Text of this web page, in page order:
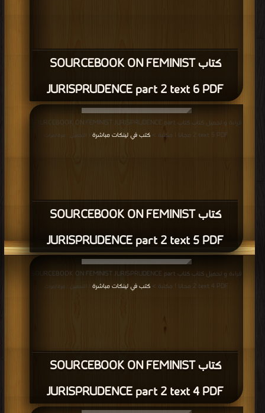
كتاب SOURCEBOOK ON FEMINIST
JURISPRUDENCE part 2 text 6 PDF
كتاب SOURCEBOOK ON FEMINIST
JURISPRUDENCE part 2 text 5 PDF
قراءة و تحميل كتاب كتاب SOURCEBOOK ON FEMINIST JURISPRUDENCE part
2 text 5 PDF مجانا | مكتبة >
كتب في لينكات مباشرة | التحميل : مرة/مرات
كتاب SOURCEBOOK ON FEMINIST
JURISPRUDENCE part 2 text 4 PDF
قراءة و تحميل كتاب كتاب SOURCEBOOK ON FEMINIST JURISPRUDENCE part
2 text 4 PDF مجانا | مكتبة >
كتب في لينكات مباشرة | التحميل : مرة/مرات